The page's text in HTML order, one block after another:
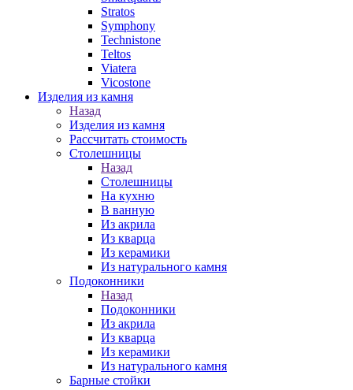
Stratos
Symphony
Technistone
Teltos
Viatera
Vicostone
Изделия из камня
Назад
Изделия из камня
Рассчитать стоимость
Столешницы
Назад
Столешницы
На кухню
В ванную
Из акрила
Из кварца
Из керамики
Из натурального камня
Подоконники
Назад
Подоконники
Из акрила
Из кварца
Из керамики
Из натурального камня
Барные стойки